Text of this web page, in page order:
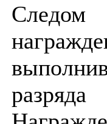
Следом